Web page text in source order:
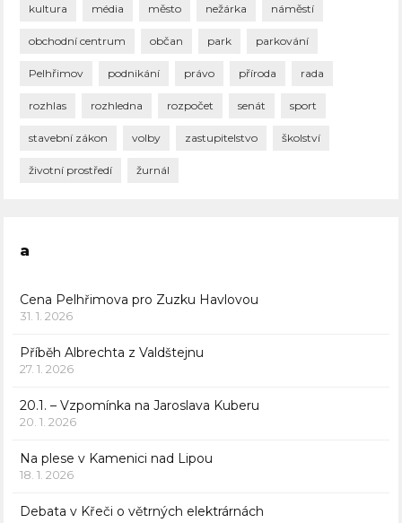
kultura média město nežárka náměstí
obchodní centrum občan park parkování
Pelhřimov podnikání právo příroda rada
rozhlas rozhledna rozpočet senát sport
stavební zákon volby zastupitelstvo školství
životní prostředí žurnál
a
Cena Pelhřimova pro Zuzku Havlovou
31. 1. 2026
Příběh Albrechta z Valdštejnu
27. 1. 2026
20.1. – Vzpomínka na Jaroslava Kuberu
20. 1. 2026
Na plese v Kamenici nad Lipou
18. 1. 2026
Debata v Křeči o větrných elektrárnách